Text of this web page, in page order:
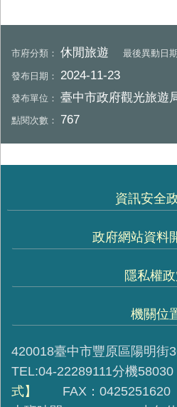
市府分類：休閒旅遊 最後異動日
發布日期： 2024-11-23
發布單位：臺中市政府觀光旅遊
點閱次數： 767
資訊安全
政府網站資料
隱私權
機關位
420018臺中市豐原區陽明街
TEL:04-22289111分機58030
式】
FAX：0425251620